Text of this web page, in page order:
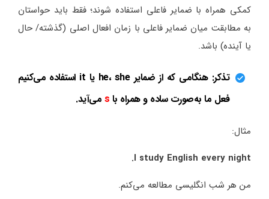
کمکی همراه با ضمایر فاعلی استفاده شوند؛ فقط باید حواستان
به مطابقت میان ضمایر فاعلی با زمان افعال اصلی (گذشته/ حال
یا آینده) باشد.
تذکر: هنگامی که از ضمایر he، she یا it استفاده می‌کنیم
فعل ما به‌صورت ساده و همراه با s می‌آید.
مثال:
I study English every night.
من هر شب انگلیسی مطالعه می‌کنم.